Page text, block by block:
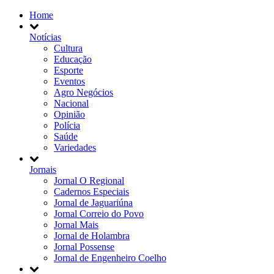
Home
Notícias
Cultura
Educação
Esporte
Eventos
Agro Negócios
Nacional
Opinião
Polícia
Saúde
Variedades
Jornais
Jornal O Regional
Cadernos Especiais
Jornal de Jaguariúna
Jornal Correio do Povo
Jornal Mais
Jornal de Holambra
Jornal Possense
Jornal de Engenheiro Coelho